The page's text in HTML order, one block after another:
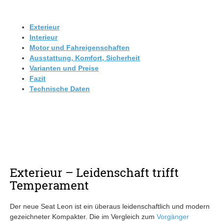
Exterieur
Interieur
Motor und Fahreigenschaften
Ausstattung, Komfort, Sicherheit
Varianten und Preise
Fazit
Technische Daten
Exterieur – Leidenschaft trifft
Temperament
Der neue Seat Leon ist ein überaus leidenschaftlich und modern
gezeichneter Kompakter. Die im Vergleich zum Vorgänger